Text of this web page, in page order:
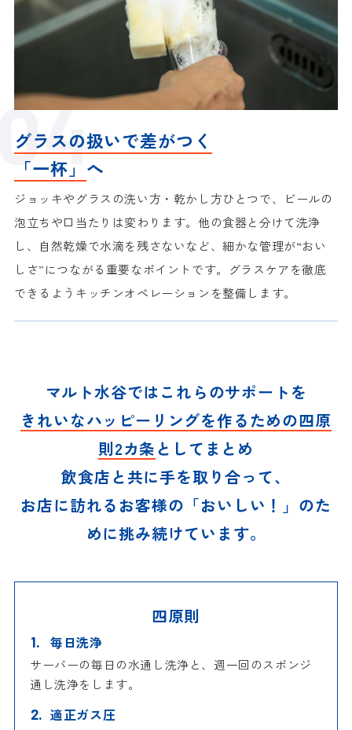
グラスの扱いで差がつく
「一杯」 へ
ジョッキやグラスの洗い方・乾かし方ひとつで、ビールの
泡立ちや口当たりは変わります。他の食器と分けて洗浄
し、自然乾燥で水滴を残さないなど、細かな管理が“おい
しさ”につながる重要なポイントです。グラスケアを徹底
できるようキッチンオペレーションを整備します。
マルト水谷ではこれらのサポートを
きれいなハッピーリングを作るための四原
則2カ条としてまとめ
飲食店と共に手を取り合って、
お店に訪れるお客様の「おいしい！」のた
めに挑み続けています。
四原則
毎日洗浄
サーバーの毎日の水通し洗浄と、週一回のスポンジ
通し洗浄をします。
適正ガス圧